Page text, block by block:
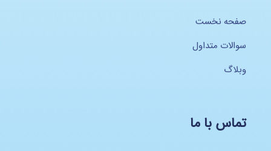
صفحه نخست
سوالات متداول
وبلاگ
تماس با ما